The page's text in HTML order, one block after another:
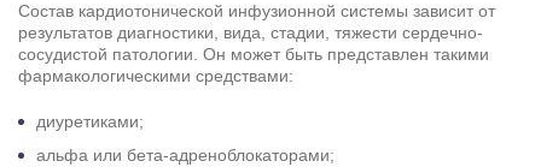
Состав кардиотонической инфузионной системы зависит от
результатов диагностики, вида, стадии, тяжести сердечно-
сосудистой патологии. Он может быть представлен такими
фармакологическими средствами:
диуретиками;
альфа или бета-адреноблокаторами;